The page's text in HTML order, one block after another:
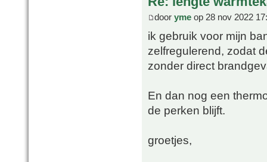
door yme op 28 nov 2022
ik gebruik voor mijn
zelfregulerend, zodat
zonder direct
En dan nog een
de perken blijft.
groetjes,